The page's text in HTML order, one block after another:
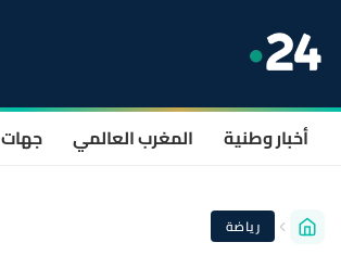
أخبار وطنية المغرب العالمي جهات
رياضة